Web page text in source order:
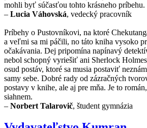
mohli byť súčasťou tohto krásneho príbehu.
– Lucia Váhovská, vedecký pracovník
Príbehy o Pustovníkovi, na ktoré
a veľmi sa mi páčili, no táto kniha vysoko
očakávania. Dej pripomína napínavý
nebol schopný vyriešiť ani Sherlock
osud postáv, ktoré sa musia postaviť
samy sebe. Dobré rady od zázračných
postavy v knihe, ale aj pre mňa. Je to
siahnem.
– Norbert Talarovič, študent gymnázia